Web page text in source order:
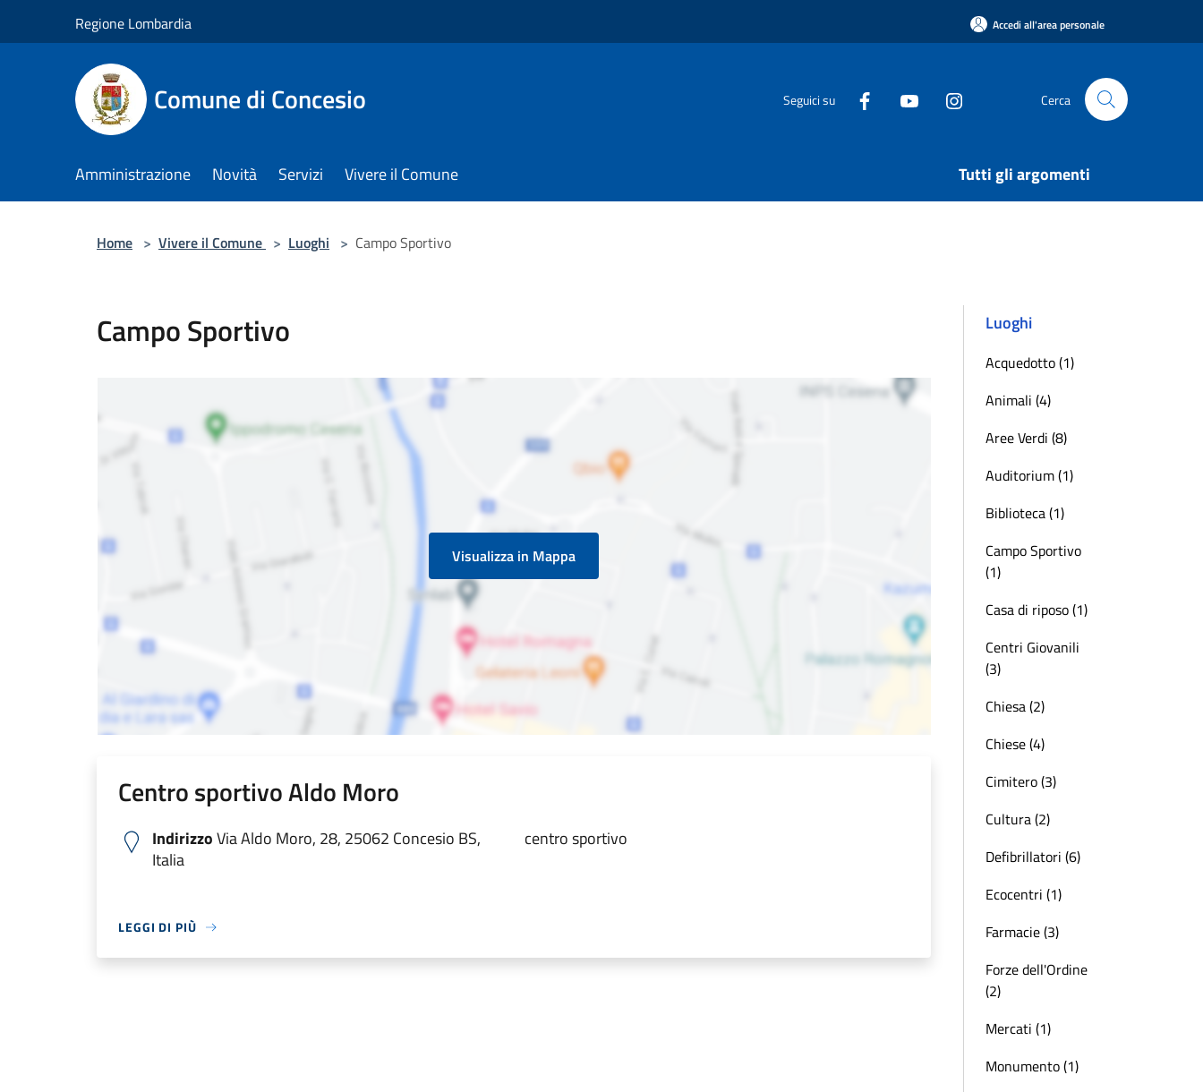
Regione Lombardia Accedi all'area personale
Comune di Concesio Seguici su Cerca
Amministrazione Novità Servizi Vivere il Comune Tutti gli argomenti
Home > Vivere il Comune > Luoghi > Campo Sportivo
Campo Sportivo
Visualizza in Mappa
Centro sportivo Aldo Moro
IndirizzoVia Aldo Moro, 28, 25062 Concesio BS,
Italia
centro sportivo
LEGGI DI PIÙ
Luoghi
Acquedotto (1)
Animali (4)
Aree Verdi (8)
Auditorium (1)
Biblioteca (1)
Campo Sportivo
(1)
Casa di riposo (1)
Centri Giovanili
(3)
Chiesa (2)
Chiese (4)
Cimitero (3)
Cultura (2)
Defibrillatori (6)
Ecocentri (1)
Farmacie (3)
Forze dell'Ordine
(2)
Mercati (1)
Monumento (1)